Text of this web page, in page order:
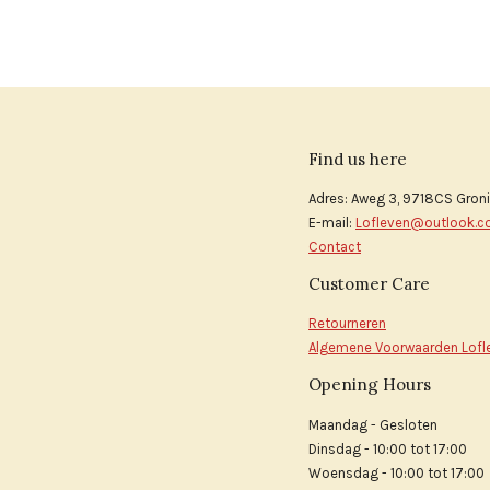
Find us here
Adres: Aweg 3, 9718CS
E-mail:
Contact
Customer Care
Retourneren
Algemene Voorwaarden
Opening Hours
Maandag - Gesloten
Dinsdag - 10:00 tot 17:00
Woensdag - 10:00 tot 17:00